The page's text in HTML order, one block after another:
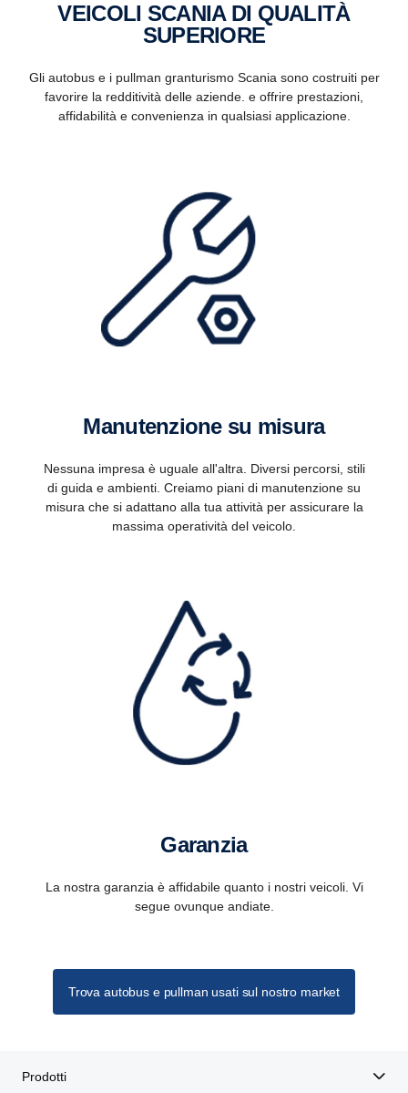
VEICOLI SCANIA DI QUALITÀ
SUPERIORE
Gli autobus e i pullman granturismo Scania sono costruiti per
favorire la redditività delle aziende. e offrire prestazioni,
affidabilità e convenienza in qualsiasi applicazione.
Manutenzione su misura
Nessuna impresa è uguale all'altra. Diversi percorsi, stili
di guida e ambienti. Creiamo piani di manutenzione su
misura che si adattano alla tua attività per assicurare la
massima operatività del veicolo.
Garanzia
La nostra garanzia è affidabile quanto i nostri veicoli. Vi
segue ovunque andiate.
Trova autobus e pullman usati sul nostro market
Prodotti